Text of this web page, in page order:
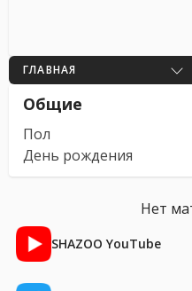
ГЛАВНАЯ
Общие
Пол
День рождения
Нет
SHAZOO YouTube